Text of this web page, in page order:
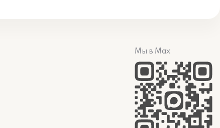
Мы в Max